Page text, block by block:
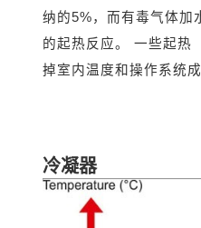
纳的5%，而有毒气体加
的起热反应。 一些起热
掉室内温度和操作系统
冷凝器